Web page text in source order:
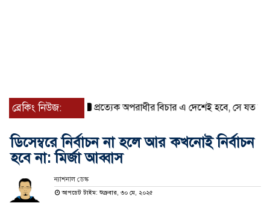
ব্রেকিং নিউজ: প্রত্যেক অপরাধীর বিচার এ দেশেই হবে, সে যত
ডিসেম্বরে নির্বাচন না হলে আর কখনোই নির্বাচন
হবে না: মির্জা আব্বাস
ন্যাশনাল ডেস্ক
আপডেট টাইম: শুক্রবার, ৩০ মে, ২০২৫